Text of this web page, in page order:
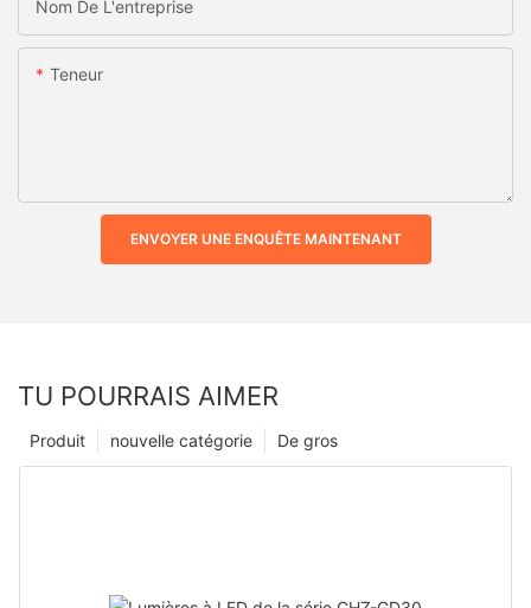
Nom De L'entreprise
Teneur
ENVOYER UNE ENQUÊTE MAINTENANT
TU POURRAIS AIMER
De gros
nouvelle catégorie
Produit